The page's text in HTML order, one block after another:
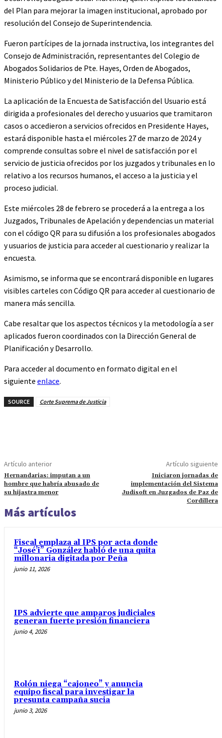
del Plan para mejorar la imagen institucional, aprobado por
resolución del Consejo de Superintendencia.
Fueron partícipes de la jornada instructiva, los integrantes del
Consejo de Administración, representantes del Colegio de
Abogados Solidarios de Pte. Hayes, Orden de Abogados,
Ministerio Público y del Ministerio de la Defensa Pública.
La aplicación de la Encuesta de Satisfacción del Usuario está
dirigida a profesionales del derecho y usuarios que tramitaron
casos o accedieron a servicios ofrecidos en Presidente Hayes,
estará disponible hasta el miércoles 27 de marzo de 2024 y
comprende consultas sobre el nivel de satisfacción por el
servicio de justicia ofrecidos por los juzgados y tribunales en lo
relativo a los recursos humanos, el acceso a la justicia y el
proceso judicial.
Este miércoles 28 de febrero se procederá a la entrega a los
Juzgados, Tribunales de Apelación y dependencias un material
con el código QR para su difusión a los profesionales abogados
y usuarios de justicia para acceder al cuestionario y realizar la
encuesta.
Asimismo, se informa que se encontrará disponible en lugares
visibles carteles con Código QR para acceder al cuestionario de
manera más sencilla.
Cabe resaltar que los aspectos técnicos y la metodología a ser
aplicados fueron coordinados con la Dirección General de
Planificación y Desarrollo.
Para acceder al documento en formato digital en el
siguiente enlace.
SOURCE Corte Suprema de Justicia
Artículo anterior
Hernandarias: imputan a un
hombre que habría abusado de
su hijastra menor
Artículo siguiente
Iniciaron jornadas de
implementación del Sistema
Judisoft en Juzgados de Paz de
Cordillera
Más artículos
Fiscal emplaza al IPS por acta donde
“José’i” González habló de una quita
millonaria digitada por Peña
junio 11, 2026
IPS advierte que amparos judiciales
generan fuerte presión financiera
junio 4, 2026
Rolón niega “cajoneo” y anuncia
equipo fiscal para investigar la
presunta campaña sucia
junio 3, 2026